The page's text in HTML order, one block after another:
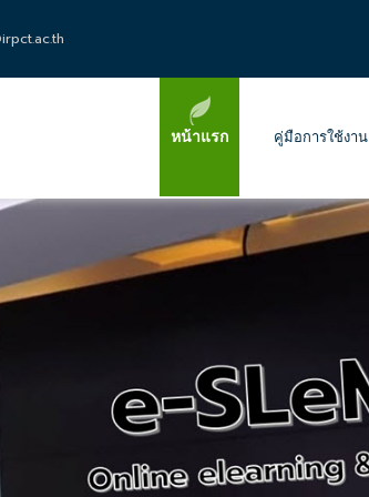
หน้าแรก คู่มือการใช้งาน